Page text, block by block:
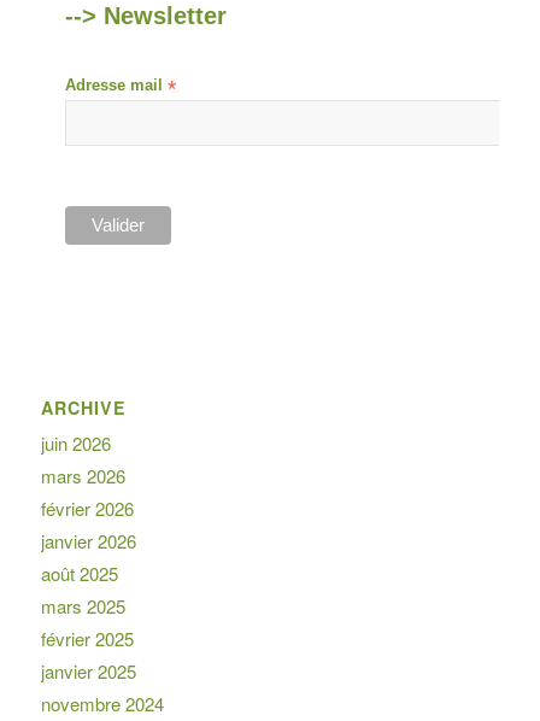
--> Newsletter
Adresse mail *
ARCHIVE
juin 2026
mars 2026
février 2026
janvier 2026
août 2025
mars 2025
février 2025
janvier 2025
novembre 2024